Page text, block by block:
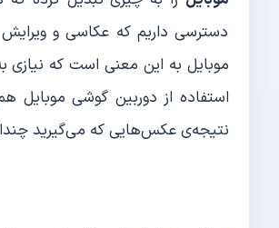
دسترسی داریم که عکاسی و
موبایل به این معنی است که نیازی
استفاده از دوربین گوشی موبایل
نتیجه‌ی عکس‌هایی که می‌گیرید